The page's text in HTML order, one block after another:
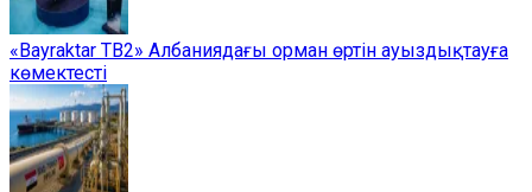
«Bayraktar TB2» Албаниядағы орман өртін ауыздықтауға
көмектесті